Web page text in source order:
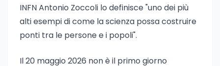
INFN Antonio Zoccoli lo definisce "uno dei più
alti esempi di come la scienza possa costruire
ponti tra le persone e i popoli".
Il 20 maggio 2026 non è il primo giorno